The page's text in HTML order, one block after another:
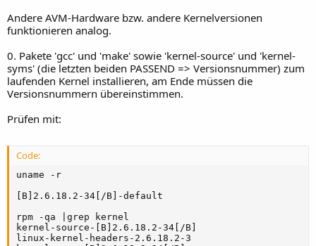
Andere AVM-Hardware bzw. andere Kernelversionen
funktionieren analog.
0. Pakete 'gcc' und 'make' sowie 'kernel-source' und 'kernel-
syms' (die letzten beiden PASSEND => Versionsnummer) zum
laufenden Kernel installieren, am Ende müssen die
Versionsnummern übereinstimmen.
Prüfen mit:
Code:
uname -r
[B]2.6.18.2-34[/B]-default
rpm -qa |grep kernel
kernel-source-[B]2.6.18.2-34[/B]
linux-kernel-headers-2.6.18.2-3